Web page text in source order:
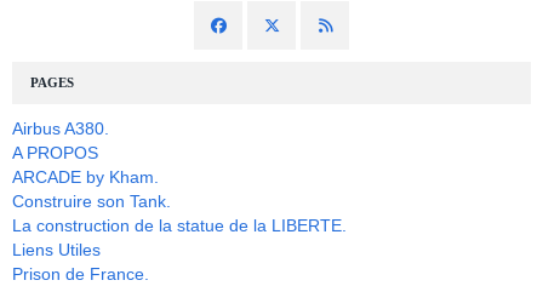
PAGES
Airbus A380.
A PROPOS
ARCADE by Kham.
Construire son Tank.
La construction de la statue de la LIBERTE.
Liens Utiles
Prison de France.